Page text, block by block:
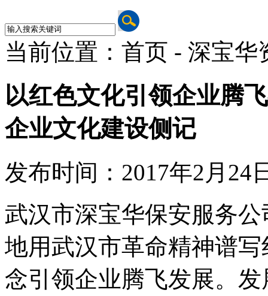
当前位置：首页 - 深宝
以红色文化引领企业腾
企业文化建设侧记
发布时间：2017年2月24
武汉市深宝华保安服务
地用武汉市革命精神谱
念引领企业腾飞发展。